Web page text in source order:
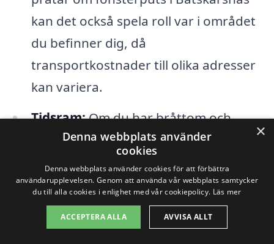
kan det också spela roll var i området
du befinner dig, då
transportkostnader till olika adresser
kan variera.
Tidsram:Om du har bråttom och
behöver tjänsten snart, kan det
eventuellt påverka kostnaden. Många
företag erbjuder standardpriser, men
akuta ärenden kan komma med en
extra avgift.
×
Denna webbplats använder
cookies
Denna webbplats använder cookies för att förbättra
användarupplevelsen. Genom att använda vår webbplats samtycker
du till alla cookies i enlighet med vår cookiepolicy. Läs mer
ACCEPTERA ALLA AVVISA ALLT